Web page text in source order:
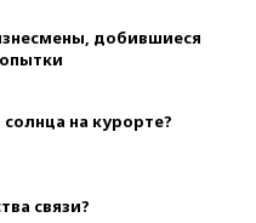
добившиеся
на курорте?
связи?